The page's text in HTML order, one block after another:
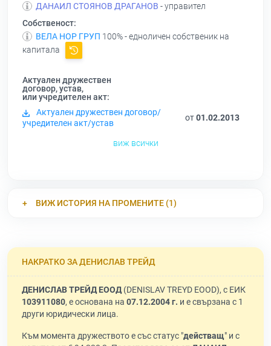
ДАНАИЛ СТОЯНОВ ДРАГАНОВ - управител
Собственост:
ВЕЛА НОР ГРУП 100% - едноличен собственик на
капитала
Актуален дружествен
договор, устав,
или учредителен акт:
Актуален дружествен договор/
учредителен акт/устав
от01.02.2013
виж всички
ВИЖ ИСТОРИЯ НА ПРОМЕНИТЕ (1)
НАКРАТКО ЗА ДЕНИСЛАВ ТРЕЙД
ДЕНИСЛАВ ТРЕЙД ЕООД(DENISLAV TREYD EOOD), с ЕИК
103911080, е основана на 07.12.2004 г. и е свързана с 1
други юридически лица.
Към момента дружеството е със статус "действащ" и с